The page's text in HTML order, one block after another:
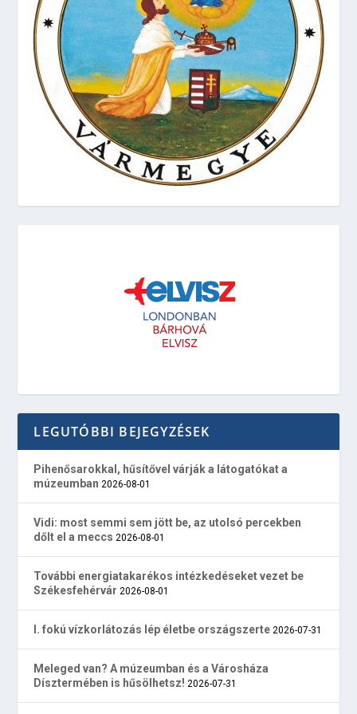
LEGUTÓBBI BEJEGYZÉSEK
Pihenősarokkal, hűsítővel várják a látogatókat a
múzeumban 2026-08-01
Vidi: most semmi sem jött be, az utolsó percekben
dőlt el a meccs 2026-08-01
További energiatakarékos intézkedéseket vezet be
Székesfehérvár 2026-08-01
I. fokú vízkorlátozás lép életbe országszerte 2026-07-31
Meleged van? A múzeumban és a Városháza
Dísztermében is hűsölhetsz! 2026-07-31